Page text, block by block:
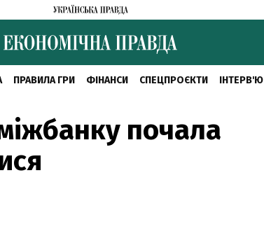
ПРАВИЛА ГРИ ФІНАНСИ СПЕЦПРОЄКТИ ІНТЕРВ'Ю
почала